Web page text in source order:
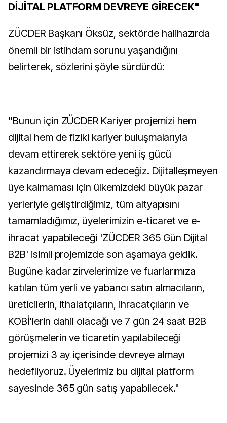
DİJİTAL PLATFORM DEVREYE GİRECEK"
ZÜCDER Başkanı Öksüz, sektörde halihazırda
önemli bir istihdam sorunu yaşandığını
belirterek, sözlerini şöyle sürdürdü:
"Bunun için ZÜCDER Kariyer projemizi hem
dijital hem de fiziki kariyer buluşmalarıyla
devam ettirerek sektöre yeni iş gücü
kazandırmaya devam edeceğiz. Dijitalleşmeyen
üye kalmaması için ülkemizdeki büyük pazar
yerleriyle geliştirdiğimiz, tüm altyapısını
tamamladığımız, üyelerimizin e-ticaret ve e-
ihracat yapabileceği 'ZÜCDER 365 Gün Dijital
B2B' isimli projemizde son aşamaya geldik.
Bugüne kadar zirvelerimize ve fuarlarımıza
katılan tüm yerli ve yabancı satın almacıların,
üreticilerin, ithalatçıların, ihracatçıların ve
KOBİ'lerin dahil olacağı ve 7 gün 24 saat B2B
görüşmelerin ve ticaretin yapılabileceği
projemizi 3 ay içerisinde devreye almayı
hedefliyoruz. Üyelerimiz bu dijital platform
sayesinde 365 gün satış yapabilecek."